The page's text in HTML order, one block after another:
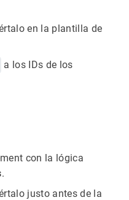
en la plantilla de
a los IDs de los
con la lógica
.
justo antes de la